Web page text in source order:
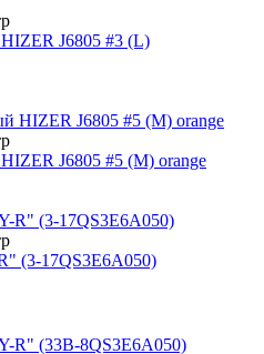
J6805 #3 (L)
J6805 #5 (M) orange
(3-17QS3E6A050)